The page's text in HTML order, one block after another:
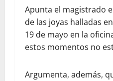
Apunta el magistrado
de las joyas halladas
19 de mayo en la
estos momentos no
Argumenta, además,